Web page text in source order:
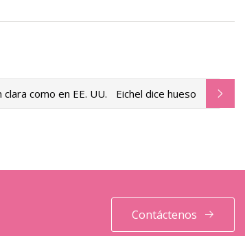
como en EE. UU. Eichel dice hueso
Contáctenos